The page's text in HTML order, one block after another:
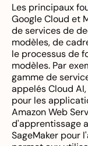
Les principaux
Google Cloud et
de services de
modèles, de
le processus de
modèles. Par
gamme de
appelés Cloud
pour les
Amazon Web
d'apprentissage
SageMaker pour